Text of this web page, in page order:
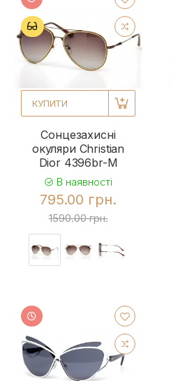
КУПИТИ
Сонцезахисні
окуляри Christian
Dior 4396br-M
В наявності
795.00 грн.
1590.00 грн.